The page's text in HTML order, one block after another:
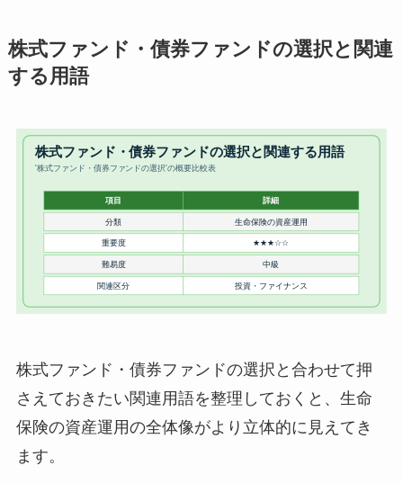
株式ファンド・債券ファンドの選択と関連
する用語
株式ファンド・債券ファンドの選択と合わせて押
さえておきたい関連用語を整理しておくと、生命
保険の資産運用の全体像がより立体的に見えてき
ます。